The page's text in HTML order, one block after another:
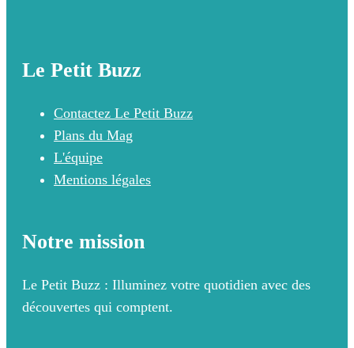
Le Petit Buzz
Contactez Le Petit Buzz
Plans du Mag
L'équipe
Mentions légales
Notre mission
Le Petit Buzz : Illuminez votre quotidien avec des
découvertes qui comptent.